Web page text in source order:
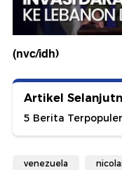
(nvc/idh)
Artikel
5 Berita
venezuela